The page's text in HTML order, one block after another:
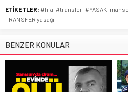
ETİKETLER: #fifa #transfer #YASAK
TRANSFER yasağı
BENZER KONULAR